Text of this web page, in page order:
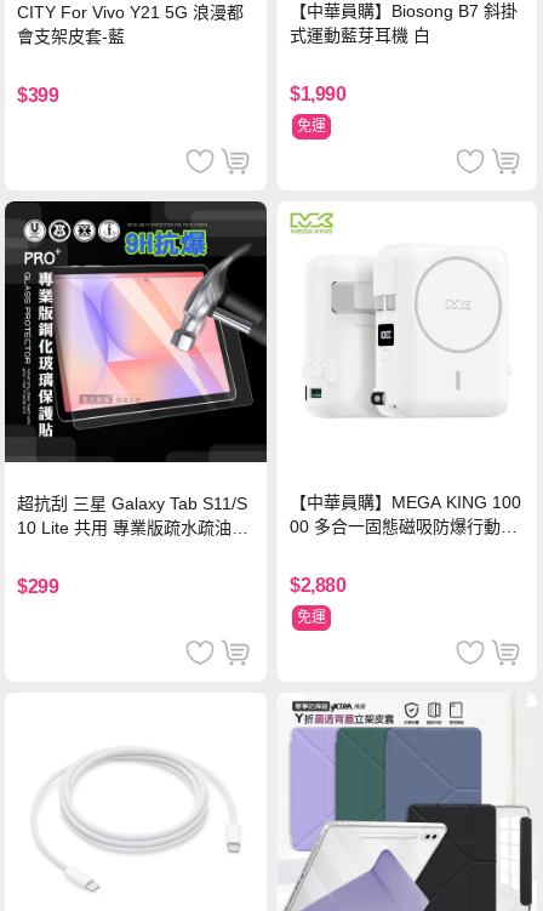
CITY For Vivo Y21 5G 浪漫都
會支架皮套-藍
$399
【中華員購】Biosong B7 斜掛
式運動藍芽耳機 白
$1,990
免運
超抗刮 三星 Galaxy Tab S11/S
10 Lite 共用 專業版疏水疏油9H
$299
【中華員購】MEGA KING 100
00 多合一固態磁吸防爆行動電
$2,880
免運